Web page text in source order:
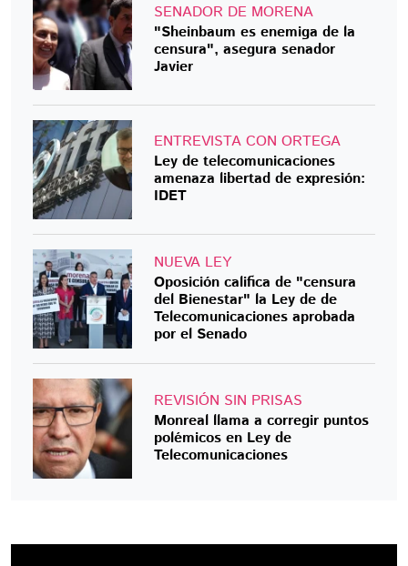
SENADOR DE MORENA
"Sheinbaum es enemiga de la
censura", asegura senador
Javier
ENTREVISTA CON ORTEGA
Ley de telecomunicaciones
amenaza libertad de expresión:
IDET
NUEVA LEY
Oposición califica de "censura
del Bienestar" la Ley de de
Telecomunicaciones aprobada
por el Senado
REVISIÓN SIN PRISAS
Monreal llama a corregir puntos
polémicos en Ley de
Telecomunicaciones